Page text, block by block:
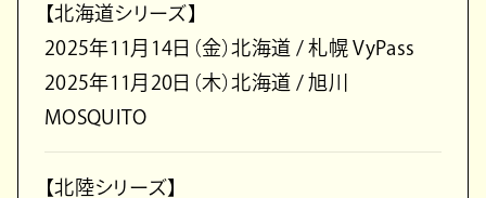
【北海道シリーズ】
2025年11月14日（金）北海道 / 札幌 VyPass
2025年11月20日（木）北海道 / 旭川
MOSQUITO
【北陸シリーズ】